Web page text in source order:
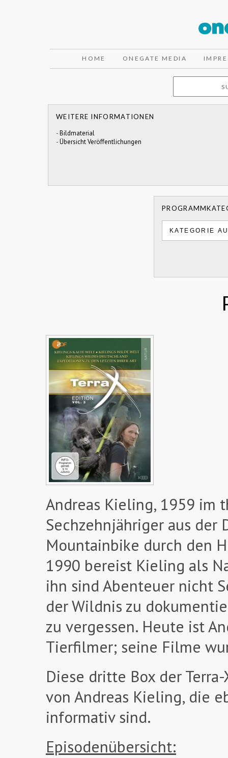
HOME ONEGATE MEDIA
WEITERE INFORMATIONEN
-Bildmaterial
-Übersicht Veröffentlichungen
Andreas Kieling, 1959 im
Sechzehnjähriger aus der
Mountainbike durch den
1990 bereist Kieling als
ihn sind Abenteuer nicht
der Wildnis zu
zu vergessen. Heute ist
Tierfilmer; seine Filme
Diese dritte Box der
von Andreas Kieling, die
informativ sind.
Episodenübersicht: